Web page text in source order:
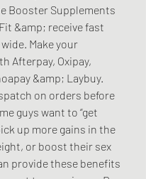
Booster Supplements
&amp; receive fast
Make your
Afterpay, Oxipay,
&amp; Laybuy.
on orders before
guys want to “get
up more gains in the
or boost their sex
provide these benefits